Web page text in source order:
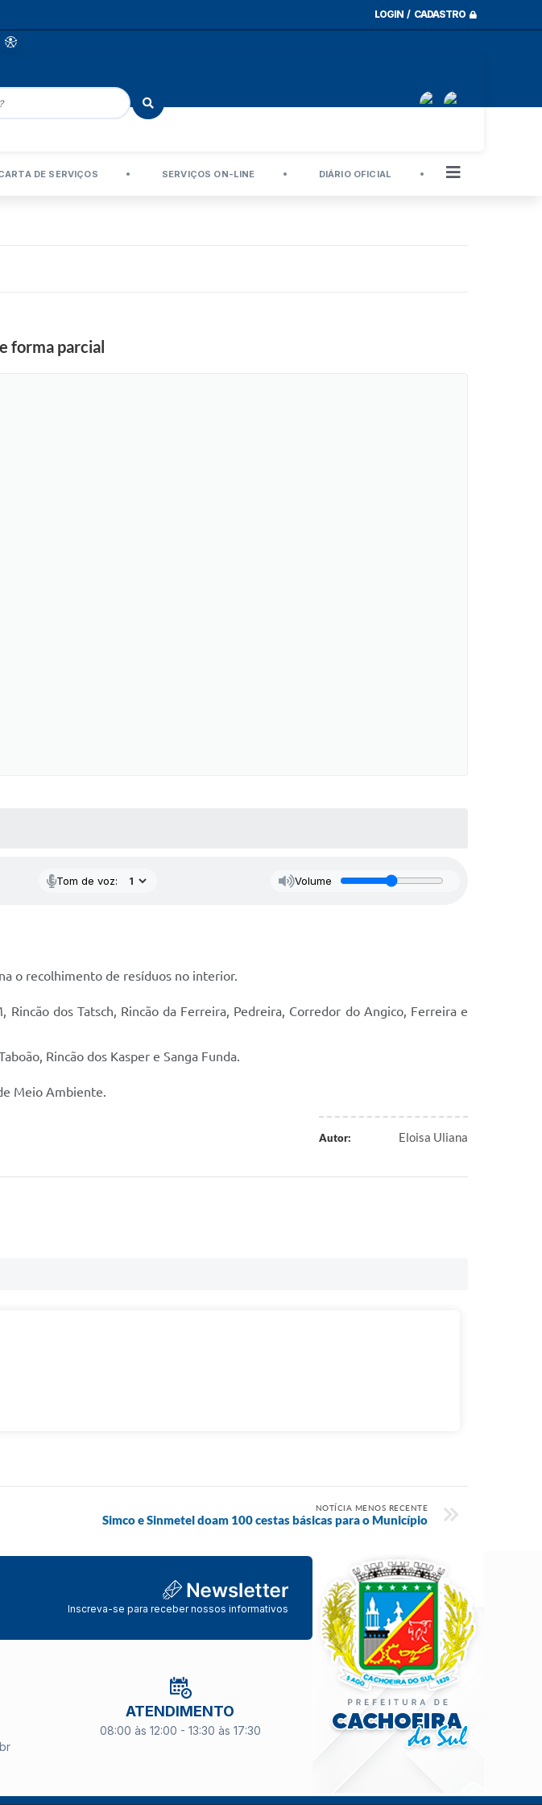
LOGIN / CADASTRO
DE SERVIÇOS SERVIÇOS ON-LINE DIÁRIO OFICIAL
forma parcial
Tom de voz: Volume
o recolhimento de resíduos no interior.
dos Tatsch, Rincão da Ferreira, Pedreira, Corredor do Angico, Ferreira e
Rincão dos Kasper e Sanga Funda.
Meio Ambiente.
Autor: Eloisa Uliana
NOTÍCIA MENOS RECENTE
Simco e Sinmetel doam 100 cestas básicas para o Município
Inscreva-se para receber nossos informativos
ATENDIMENTO
08:00 às 12:00 - 13:30 às 17:30